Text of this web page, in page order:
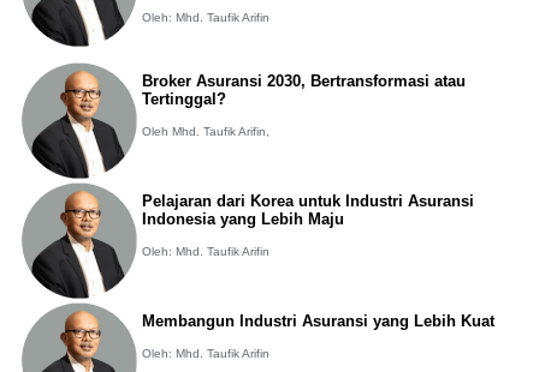
Oleh: Mhd. Taufik Arifin
Broker Asuransi 2030, Bertransformasi atau
Tertinggal?
Oleh Mhd. Taufik Arifin,
Pelajaran dari Korea untuk Industri Asuransi
Indonesia yang Lebih Maju
Oleh: Mhd. Taufik Arifin
Membangun Industri Asuransi yang Lebih Kuat
Oleh: Mhd. Taufik Arifin